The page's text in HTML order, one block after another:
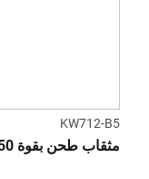
KW712-B5
مثقاب طحن بقوة 650 واط وسمك 2 مم